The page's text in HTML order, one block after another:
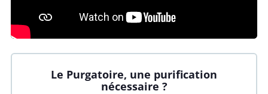
Le Purgatoire, une purification
nécessaire ?